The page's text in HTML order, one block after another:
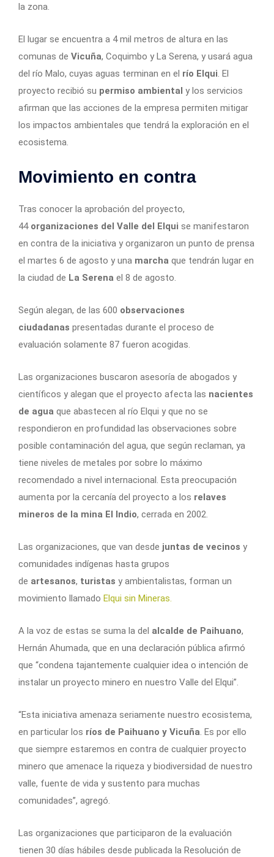
la zona.
El lugar se encuentra a 4 mil metros de altura en las
comunas de Vicuña, Coquimbo y La Serena, y usará agua
del río Malo, cuyas aguas terminan en el río Elqui. El
proyecto recibió su permiso ambiental y los servicios
afirman que las acciones de la empresa permiten mitigar
los impactos ambientales que tendrá la exploración en el
ecosistema.
Movimiento en contra
Tras conocer la aprobación del proyecto,
44 organizaciones del Valle del Elqui se manifestaron
en contra de la iniciativa y organizaron un punto de prensa
el martes 6 de agosto y una marcha que tendrán lugar en
la ciudad de La Serena el 8 de agosto.
Según alegan, de las 600 observaciones
ciudadanas presentadas durante el proceso de
evaluación solamente 87 fueron acogidas.
Las organizaciones buscaron asesoría de abogados y
científicos y alegan que el proyecto afecta las nacientes
de agua que abastecen al río Elqui y que no se
respondieron en profundidad las observaciones sobre
posible contaminación del agua, que según reclaman, ya
tiene niveles de metales por sobre lo máximo
recomendado a nivel internacional. Esta preocupación
aumenta por la cercanía del proyecto a los relaves
mineros de la mina El Indio, cerrada en 2002.
Las organizaciones, que van desde juntas de vecinos y
comunidades indígenas hasta grupos
de artesanos, turistas y ambientalistas, forman un
movimiento llamado Elqui sin Mineras.
A la voz de estas se suma la del alcalde de Paihuano,
Hernán Ahumada, que en una declaración pública afirmó
que “condena tajantemente cualquier idea o intención de
instalar un proyecto minero en nuestro Valle del Elqui”.
“Esta iniciativa amenaza seriamente nuestro ecosistema,
en particular los ríos de Paihuano y Vicuña. Es por ello
que siempre estaremos en contra de cualquier proyecto
minero que amenace la riqueza y biodiversidad de nuestro
valle, fuente de vida y sustento para muchas
comunidades”, agregó.
Las organizaciones que participaron de la evaluación
tienen 30 días hábiles desde publicada la Resolución de